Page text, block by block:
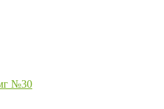
№30